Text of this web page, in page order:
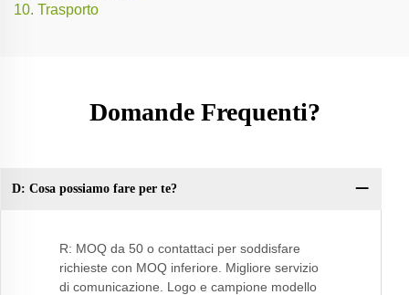
10. Trasporto
Domande Frequenti?
D: Cosa possiamo fare per te?
R: MOQ da 50 o contattaci per soddisfare
richieste con MOQ inferiore. Migliore servizio
di comunicazione. Logo e campione modello